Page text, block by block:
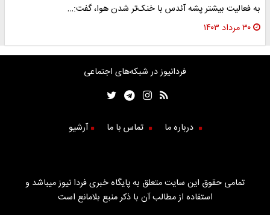
به فعالیت بیشتر پشه آئدس با خنک‌تر شدن هوا، گفت:…
۳۰ مرداد ۱۴۰۳
فردانیوز در شبکه‌های اجتماعی
درباره ما تماس با ما آرشیو
تمامی حقوق این سایت متعلق به پایگاه خبری فردا نیوز میباشد و
استفاده از مطالب آن با ذکر منبع بلامانع است